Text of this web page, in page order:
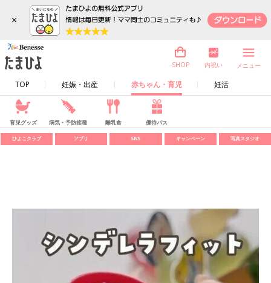
×
TOP 妊娠・出産 赤ちゃん・育児 妊活
SHOP 内祝い メニュー
育児グッズ 病気・予防接種 離乳食 優待パス
ひよこクラブ アプリ SNS キャンペーン 写真スタジオ